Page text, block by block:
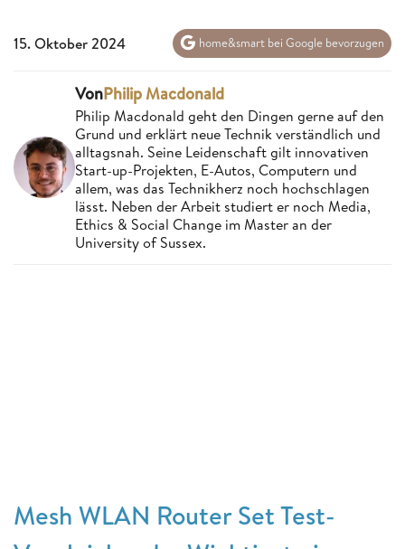
15. Oktober 2024 home&smart bei Google bevorzugen
VonPhilip Macdonald
Philip Macdonald geht den Dingen gerne auf den
Grund und erklärt neue Technik verständlich und
alltagsnah. Seine Leidenschaft gilt innovativen
Start-up-Projekten, E-Autos, Computern und
allem, was das Technikherz noch hochschlagen
lässt. Neben der Arbeit studiert er noch Media,
Ethics & Social Change im Master an der
University of Sussex.
Mesh WLAN Router Set Test-